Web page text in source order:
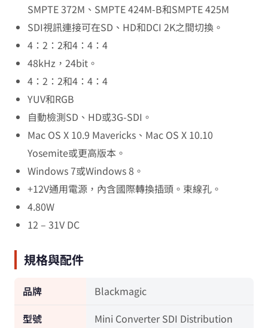
SMPTE 372M、SMPTE 424M-B和SMPTE 425M
SDI視訊連接可在SD、HD和DCI 2K之間切換。
4：2：2和4：4：4
48kHz，24bit。
4：2：2和4：4：4
YUV和RGB
自動檢測SD、HD或3G-SDI。
Mac OS X 10.9 Mavericks、Mac OS X 10.10
Yosemite或更高版本。
Windows 7或Windows 8。
+12V通用電源，內含國際轉換插頭。束線孔。
4.80W
12 – 31V DC
規格與配件
品牌
Blackmagic
型號
Mini Converter SDI Distribution